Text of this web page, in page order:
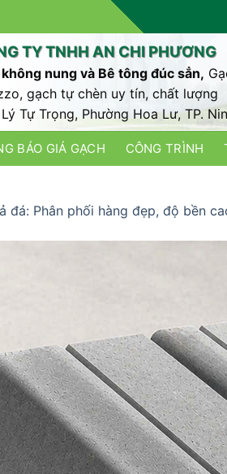
TY TNHH AN CHI PHƯƠNG
nung và Bê tông đúc sẳn,
gạch tự chèn uy tín, chất lượng
Tự Trọng, Phường Hoa Lư, TP.
BÁO GIÁ GẠCH CÔNG TRÌNH
đá: Phân phối hàng đẹp, độ bền